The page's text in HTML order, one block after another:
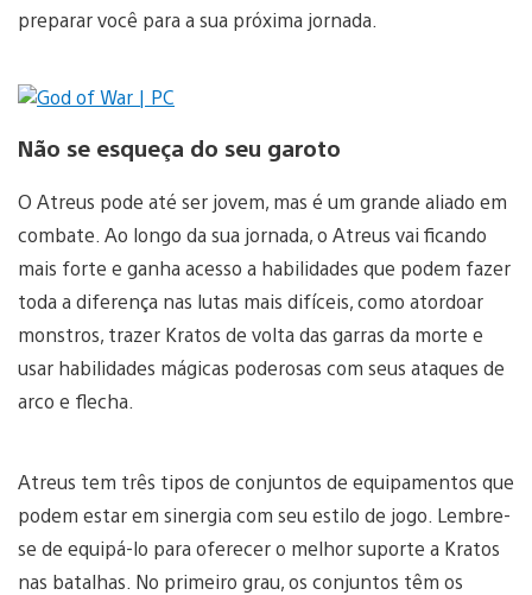
preparar você para a sua próxima jornada.
Não se esqueça do seu garoto
O Atreus pode até ser jovem, mas é um grande aliado em
combate. Ao longo da sua jornada, o Atreus vai ficando
mais forte e ganha acesso a habilidades que podem fazer
toda a diferença nas lutas mais difíceis, como atordoar
monstros, trazer Kratos de volta das garras da morte e
usar habilidades mágicas poderosas com seus ataques de
arco e flecha.
Atreus tem três tipos de conjuntos de equipamentos que
podem estar em sinergia com seu estilo de jogo. Lembre-
se de equipá-lo para oferecer o melhor suporte a Kratos
nas batalhas. No primeiro grau, os conjuntos têm os